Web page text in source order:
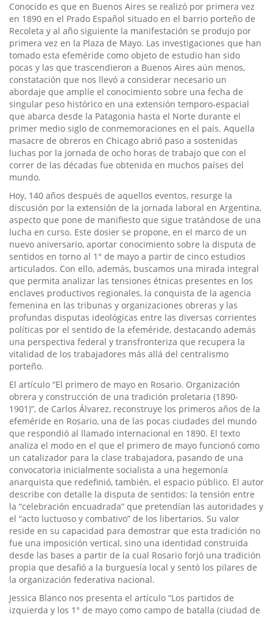
Conocido es que en Buenos Aires se realizó por primera vez
en 1890 en el Prado Español situado en el barrio porteño de
Recoleta y al año siguiente la manifestación se produjo por
primera vez en la Plaza de Mayo. Las investigaciones que han
tomado esta efeméride como objeto de estudio han sido
pocas y las que trascendieron a Buenos Aires aún menos,
constatación que nos llevó a considerar necesario un
abordaje que amplíe el conocimiento sobre una fecha de
singular peso histórico en una extensión temporo-espacial
que abarca desde la Patagonia hasta el Norte durante el
primer medio siglo de conmemoraciones en el país. Aquella
masacre de obreros en Chicago abrió paso a sostenidas
luchas por la jornada de ocho horas de trabajo que con el
correr de las décadas fue obtenida en muchos países del
mundo.
Hoy, 140 años después de aquellos eventos, resurge la
discusión por la extensión de la jornada laboral en Argentina,
aspecto que pone de manifiesto que sigue tratándose de una
lucha en curso. Este dosier se propone, en el marco de un
nuevo aniversario, aportar conocimiento sobre la disputa de
sentidos en torno al 1° de mayo a partir de cinco estudios
articulados. Con ello, además, buscamos una mirada integral
que permita analizar las tensiones étnicas presentes en los
enclaves productivos regionales, la conquista de la agencia
femenina en las tribunas y organizaciones obreras y las
profundas disputas ideológicas entre las diversas corrientes
políticas por el sentido de la efeméride, destacando además
una perspectiva federal y transfronteriza que recupera la
vitalidad de los trabajadores más allá del centralismo
porteño.
El artículo “El primero de mayo en Rosario. Organización
obrera y construcción de una tradición proletaria (1890-
1901)”, de Carlos Álvarez, reconstruye los primeros años de la
efeméride en Rosario, una de las pocas ciudades del mundo
que respondió al llamado internacional en 1890. El texto
analiza el modo en el que el primero de mayo funcionó como
un catalizador para la clase trabajadora, pasando de una
convocatoria inicialmente socialista a una hegemonía
anarquista que redefinió, también, el espacio público. El autor
describe con detalle la disputa de sentidos: la tensión entre
la “celebración encuadrada” que pretendían las autoridades y
el “acto luctuoso y combativo” de los libertarios. Su valor
reside en su capacidad para demostrar que esta tradición no
fue una imposición vertical, sino una identidad construida
desde las bases a partir de la cual Rosario forjó una tradición
propia que desafió a la burguesía local y sentó los pilares de
la organización federativa nacional.
Jessica Blanco nos presenta el artículo “Los partidos de
izquierda y los 1° de mayo como campo de batalla (ciudad de